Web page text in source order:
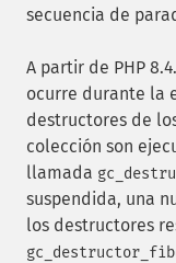
secuencia de
A partir de PHP
ocurre durante la
destructores de
colección son
llamada
suspendida, una
los destructores